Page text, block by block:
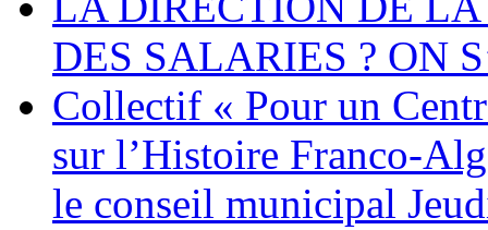
DES SALARIES ? ON
Collectif « Pour un
sur l’Histoire Franco-
le conseil municipal